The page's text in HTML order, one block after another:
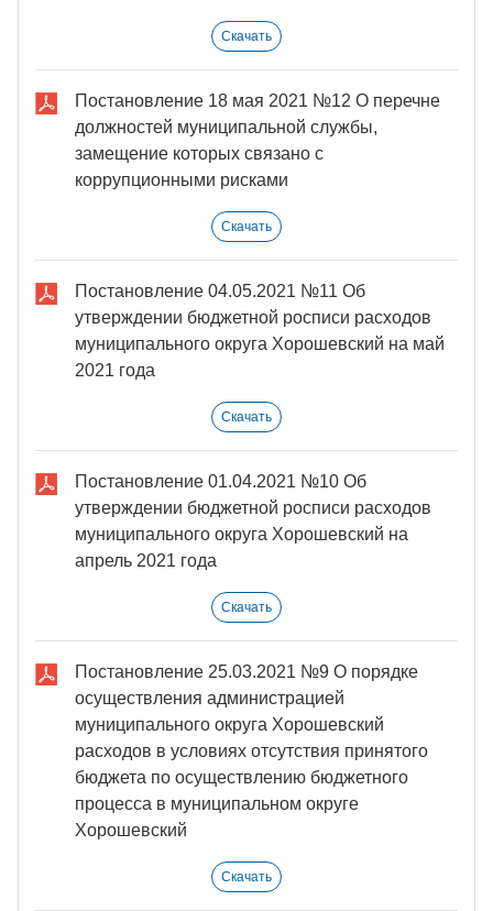
Скачать
Постановление 18 мая 2021 №12 О перечне
должностей муниципальной службы,
замещение которых связано с
коррупционными рисками
Скачать
Постановление 04.05.2021 №11 Об
утверждении бюджетной росписи расходов
муниципального округа Хорошевский на май
2021 года
Скачать
Постановление 01.04.2021 №10 Об
утверждении бюджетной росписи расходов
муниципального округа Хорошевский на
апрель 2021 года
Скачать
Постановление 25.03.2021 №9 О порядке
осуществления администрацией
муниципального округа Хорошевский
расходов в условиях отсутствия принятого
бюджета по осуществлению бюджетного
процесса в муниципальном округе
Хорошевский
Скачать